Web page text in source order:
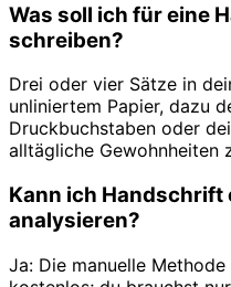
Was soll ich für eine
schreiben?
Drei oder vier Sätze in
unliniertem Papier, dazu
Druckbuchstaben oder
alltägliche Gewohnheiten
Kann ich Handschrift
analysieren?
Ja: Die manuelle